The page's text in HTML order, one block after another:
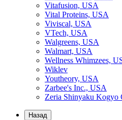
Vitafusion, USA
Vital Proteins, USA
Viviscal, USA
VTech, USA
Walgreens, USA
Walmart, USA
Wellness Whimzees,
Wiklev
Youtheory, USA
Zarbee's Inc., USA
Zeria Shinyaku Kogyo
Назад